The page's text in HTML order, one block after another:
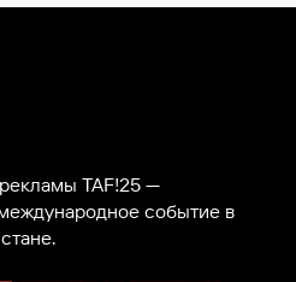
TAF!25 —
событие в